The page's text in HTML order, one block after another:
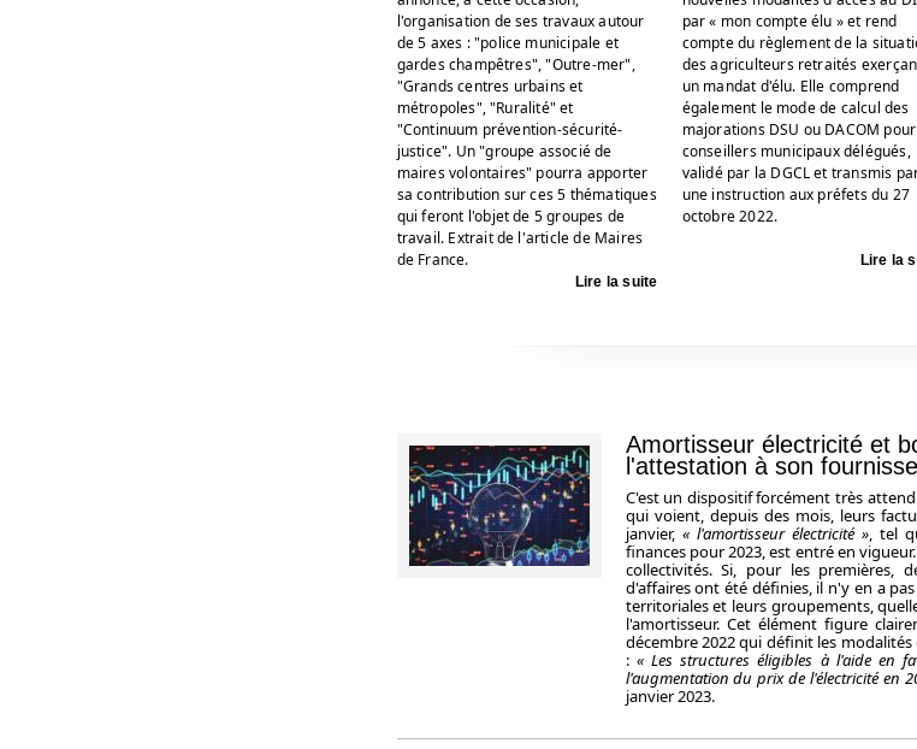
l'organisation de ses travaux autour
de 5 axes : "police municipale et
gardes champêtres", "Outre-mer",
"Grands centres urbains et
métropoles", "Ruralité" et
"Continuum prévention-sécurité-
justice". Un "groupe associé de
maires volontaires" pourra apporter
sa contribution sur ces 5 thématiques
qui feront l'objet de 5 groupes de
travail. Extrait de l'article de Maires
de France.
Lire la suite
par « mon compte élu » et rend
compte du règlement de la
des agriculteurs retraités
un mandat d'élu. Elle comprend
également le mode de calcul des
majorations DSU ou DACOM
conseillers municipaux délégués,
validé par la DGCL et transmis
une instruction aux préfets du 27
octobre 2022.
Lire la
Amortisseur électricité et
l'attestation à son
C'est un dispositif forcément très
qui voient, depuis des mois, leurs
janvier, « l'amortisseur électricité », tel
finances pour 2023, est entré en
collectivités. Si, pour les premières,
d'affaires ont été définies, il n'y en a
territoriales et leurs groupements,
l'amortisseur. Cet élément figure
décembre 2022 qui définit les
: « Les structures éligibles à l'aide en
l'augmentation du prix de l'électricité en
janvier 2023.